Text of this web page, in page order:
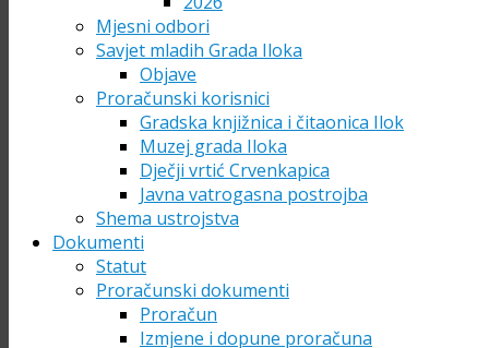
Mjesni odbori
Savjet mladih Grada Iloka
Objave
Proračunski korisnici
Gradska knjižnica i čitaonica Ilok
Muzej grada Iloka
Dječji vrtić Crvenkapica
Javna vatrogasna postrojba
Shema ustrojstva
Dokumenti
Statut
Proračunski dokumenti
Proračun
Izmjene i dopune proračuna